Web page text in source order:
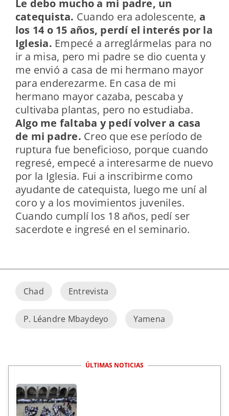
Le debo mucho a mi padre, un
catequista. Cuando era adolescente, a
los 14 o 15 años, perdí el interés por la
Iglesia. Empecé a arreglármelas para no
ir a misa, pero mi padre se dio cuenta y
me envió a casa de mi hermano mayor
para enderezarme. En casa de mi
hermano mayor cazaba, pescaba y
cultivaba plantas, pero no estudiaba.
Algo me faltaba y pedí volver a casa
de mi padre. Creo que ese período de
ruptura fue beneficioso, porque cuando
regresé, empecé a interesarme de nuevo
por la Iglesia. Fui a inscribirme como
ayudante de catequista, luego me uní al
coro y a los movimientos juveniles.
Cuando cumplí los 18 años, pedí ser
sacerdote e ingresé en el seminario.
Chad Entrevista
P. Léandre Mbaydeyo Yamena
ÚLTIMAS NOTICIAS